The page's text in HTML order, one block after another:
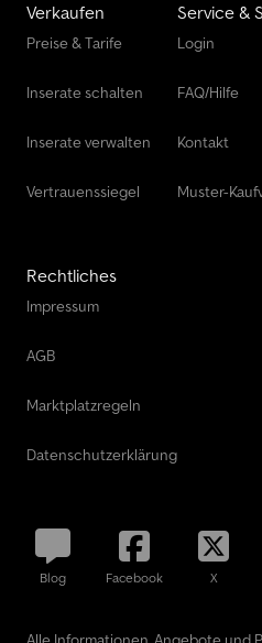
Verkaufen
Preise & Tarife
Inserate schalten
Inserate verwalten
Vertrauenssiegel
Service &
Login
FAQ/Hilfe
Kontakt
Muster-
Rechtliches
Impressum
AGB
Marktplatzregeln
Datenschutzerklärung
Blog Facebook X